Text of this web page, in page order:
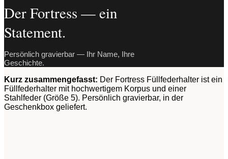
Der Fortress — ein
Statement.
Persönlich gravierbar — Ihr Name, Ihre
Geschichte.
Kurz zusammengefasst: Der Fortress Füllfederhalter ist ein
Füllfederhalter mit hochwertigem Korpus und einer
Stahlfeder (Größe 5). Persönlich gravierbar, in der
Geschenkbox geliefert.